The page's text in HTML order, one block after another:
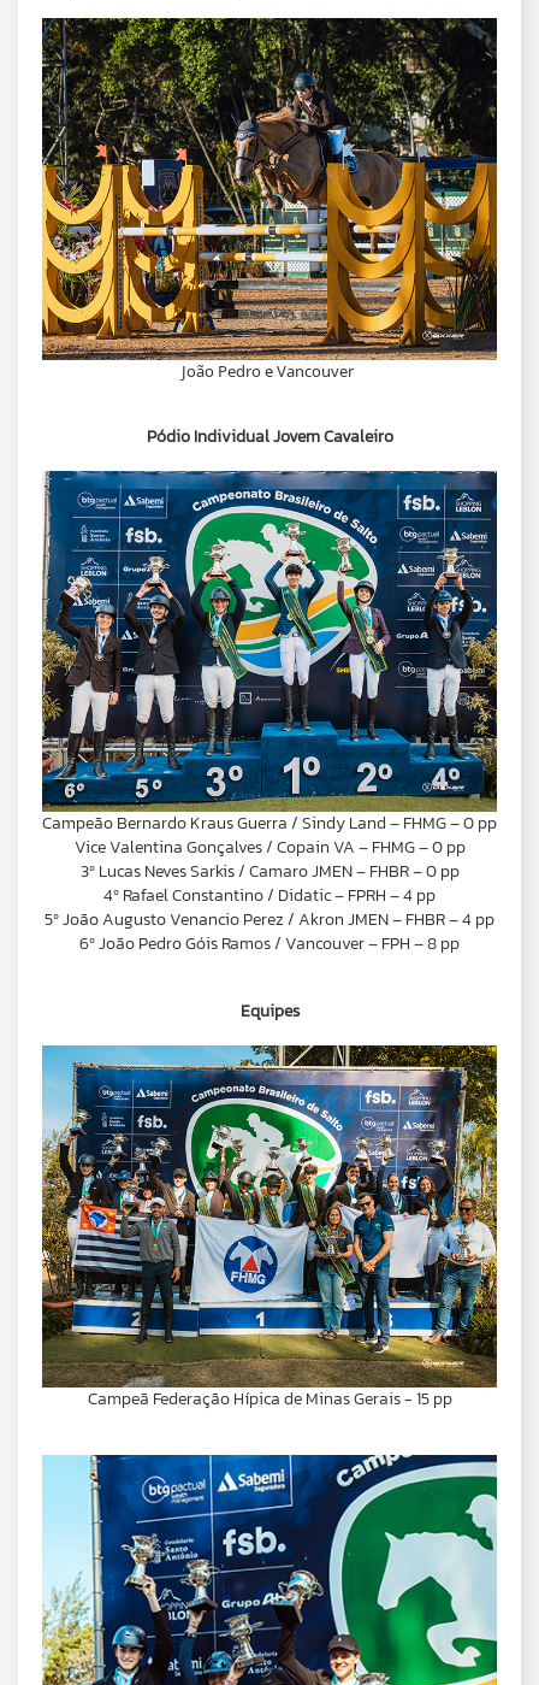
João Pedro e Vancouver
Pódio Individual Jovem Cavaleiro
Campeão Bernardo Kraus Guerra / Sindy Land – FHMG – 0 pp
Vice Valentina Gonçalves / Copain VA – FHMG – 0 pp
3º Lucas Neves Sarkis / Camaro JMEN – FHBR – 0 pp
4º Rafael Constantino / Didatic – FPRH – 4 pp
5º João Augusto Venancio Perez / Akron JMEN – FHBR – 4 pp
6º João Pedro Góis Ramos / Vancouver – FPH – 8 pp
Equipes
Campeã Federação Hípica de Minas Gerais - 15 pp